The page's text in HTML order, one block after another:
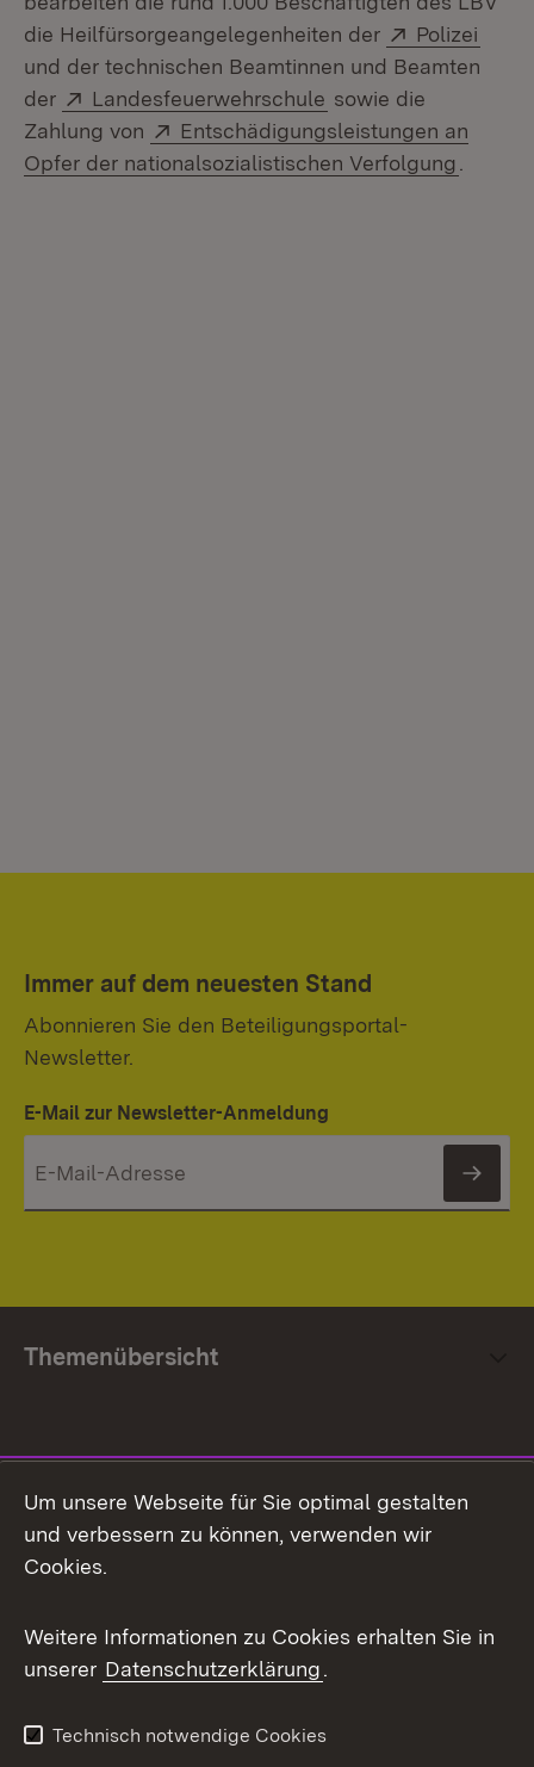
die Heilfürsorgeangelegenheiten der
Extern:
Polizei
und der technischen Beamtinnen und Beamten
der
Extern:
Landesfeuerwehrschule (Öffnet in neuem
sowie die
Zahlung von
Extern:
Entschädigungsleistungen an
Opfer der nationalsozialistischen Verfolgung
Immer auf dem neuesten Stand
Abonnieren Sie den Beteiligungsportal-
Newsletter.
E-Mail zur Newsletter-Anmeldung
Themenübersicht
Facebook
X / Twitter
Youtube
Um unsere Webseite für Sie optimal gestalten
und verbessern zu können, verwenden wir
Cookies.
Weitere Informationen zu Cookies erhalten Sie in
unserer Datenschutzerklärung.
Technisch notwendige Cookies